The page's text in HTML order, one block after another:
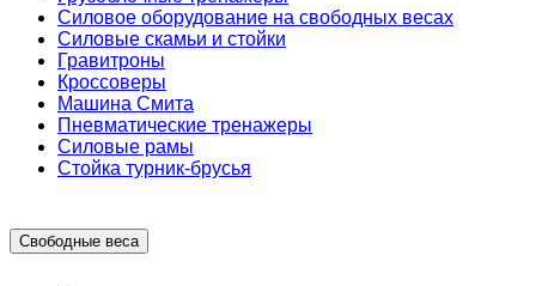
Силовое оборудование на свободных весах
Силовые скамьи и стойки
Гравитроны
Кроссоверы
Машина Смита
Пневматические тренажеры
Силовые рамы
Стойка турник-брусья
Свободные веса